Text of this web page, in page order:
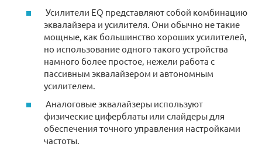
Усилители EQ представляют собой комбинацию
эквалайзера и усилителя. Они обычно не такие
мощные, как большинство хороших усилителей,
но использование одного такого устройства
намного более простое, нежели работа с
пассивным эквалайзером и автономным
усилителем.
Аналоговые эквалайзеры используют
физические циферблаты или слайдеры для
обеспечения точного управления настройками
частоты.